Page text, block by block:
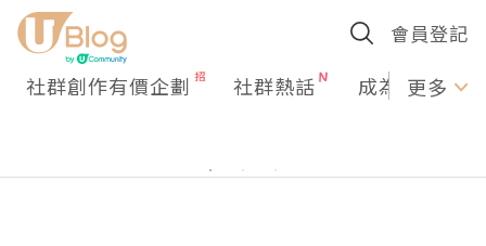
會員登記
社群創作有價企劃 社群熱話 成為U更多